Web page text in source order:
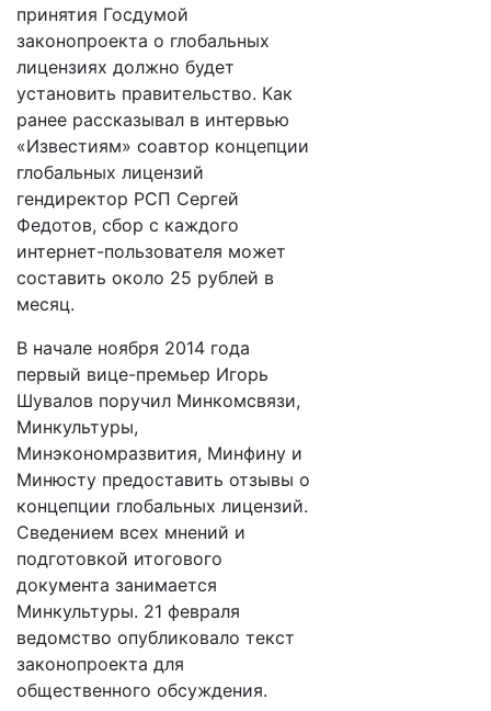
принятия Госдумой
законопроекта о глобальных
лицензиях должно будет
установить правительство. Как
ранее рассказывал в интервью
«Известиям» соавтор концепции
глобальных лицензий
гендиректор РСП Сергей
Федотов, сбор с каждого
интернет-пользователя может
составить около 25 рублей в
месяц.
В начале ноября 2014 года
первый вице-премьер Игорь
Шувалов поручил Минкомсвязи,
Минкультуры,
Минэкономразвития, Минфину и
Минюсту предоставить отзывы о
концепции глобальных лицензий.
Сведением всех мнений и
подготовкой итогового
документа занимается
Минкультуры. 21 февраля
ведомство опубликовало текст
законопроекта для
общественного обсуждения.